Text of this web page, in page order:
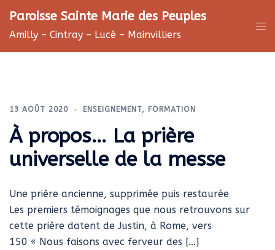
au
contenu
Paroisse Sainte Marie des Peuples
Amilly – Cintray – Lucé – Mainvilliers
13 AOÛT 2020 ENSEIGNEMENT, FORMATION
À propos… La prière
universelle de la messe
Une prière ancienne, supprimée puis restaurée
Les premiers témoignages que nous retrouvons sur
cette prière datent de Justin, à Rome, vers
150 « Nous faisons avec ferveur des […]